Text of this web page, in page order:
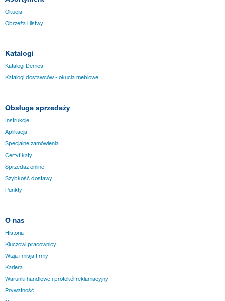
Okucia
Obrzeża i listwy
Katalogi
Katalogi Demos
Katalogi dostawców - okucia meblowe
Obsługa sprzedaży
Instrukcje
Aplikacja
Specjalne zamówienia
Certyfikaty
Sprzedaż online
Szybkość dostawy
Punkty
O nas
Historia
Kluczowi pracownicy
Wizja i misja firmy
Kariera
Warunki handlowe i protokół reklamacyjny
Prywatność